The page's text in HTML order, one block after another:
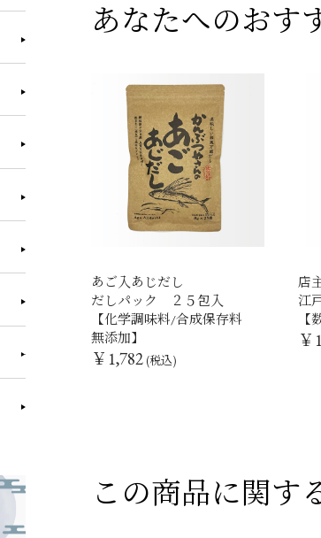
あなたへのおす
あご入あじだし
だしパック ２５包入
【化学調味料/合成保存料
無添加】
￥1,782 (税込)
店
江
【
￥
この商品に関す